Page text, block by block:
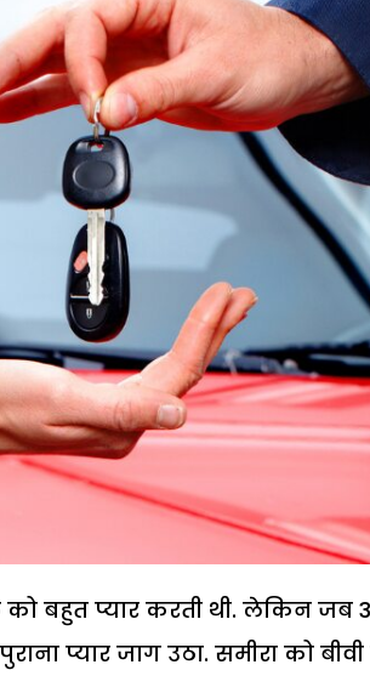
बहुत प्यार करती थी. लेकिन जब
प्यार जाग उठा. समीरा को